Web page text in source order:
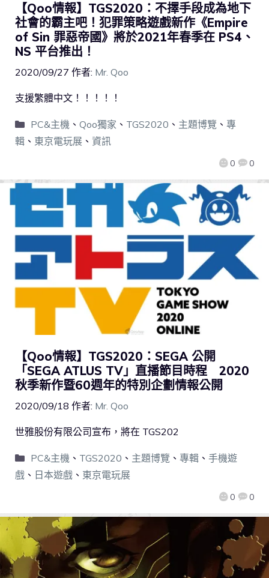
【Qoo情報】TGS2020：不擇手段成為地下
社會的霸主吧！犯罪策略遊戲新作《Empire
of Sin 罪惡帝國》將於2021年春季在 PS4、
NS 平台推出！
2020/09/27 作者: Mr. Qoo
0 0
支援繁體中文！！！！！
PC&主機、 Qoo獨家 、 TGS2020 、 主題博覽 、 專
輯 、 東京電玩展 、 資訊
【Qoo情報】TGS2020：SEGA 公開
「SEGA ATLUS TV」直播節目時程 2020
秋季新作暨60週年的特別企劃情報公開
2020/09/18 作者: Mr. Qoo
0 0
世雅股份有限公司宣布，將在 TGS202
PC&主機、 TGS2020 、 主題博覽 、 專輯、 手機遊
戲 、 日本遊戲 、 東京電玩展